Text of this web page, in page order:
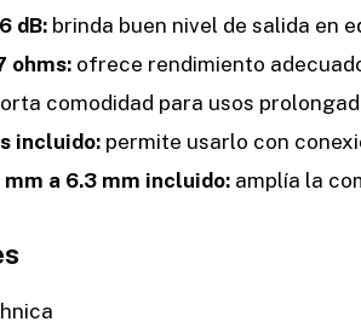
dB: brinda buen nivel de salida en
ohms: ofrece rendimiento
comodidad para usos
incluido: permite usarlo con
a 6.3 mm incluido: amplía la